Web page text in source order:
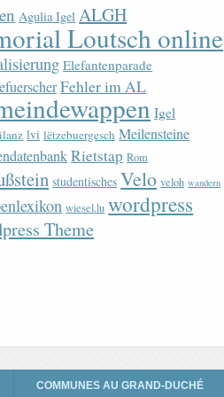
Agulia Igel ALGH
Loutsch online
Elefantenparade
Fehler im AL
Igel
lvi lëtzebuergesch Meilensteine
Rietstap Rom
studentisches Velo veloh wandern
wiesel.lu wordpress
Theme
COMMUNES AU GRAND-DUCHÉ